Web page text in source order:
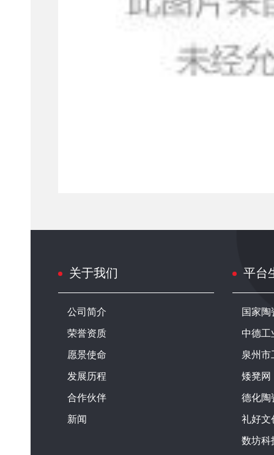
关于我们
公司简介
荣誉资质
愿景使命
发展历程
合作伙伴
新闻
平台
国家
中德工
泉州市
矮凳网
德化陶
礼好文
数坊科